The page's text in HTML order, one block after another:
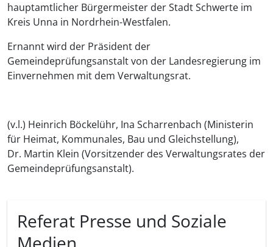
hauptamtlicher Bürgermeister der Stadt Schwerte im
Kreis Unna in Nordrhein-Westfalen.
Ernannt wird der Präsident der
Gemeindeprüfungsanstalt von der Landesregierung im
Einvernehmen mit dem Verwaltungsrat.
(v.l.) Heinrich Böckelühr, Ina Scharrenbach (Ministerin
für Heimat, Kommunales, Bau und Gleichstellung),
Dr. Martin Klein (Vorsitzender des Verwaltungsrates der
Gemeindeprüfungsanstalt).
Referat Presse und Soziale